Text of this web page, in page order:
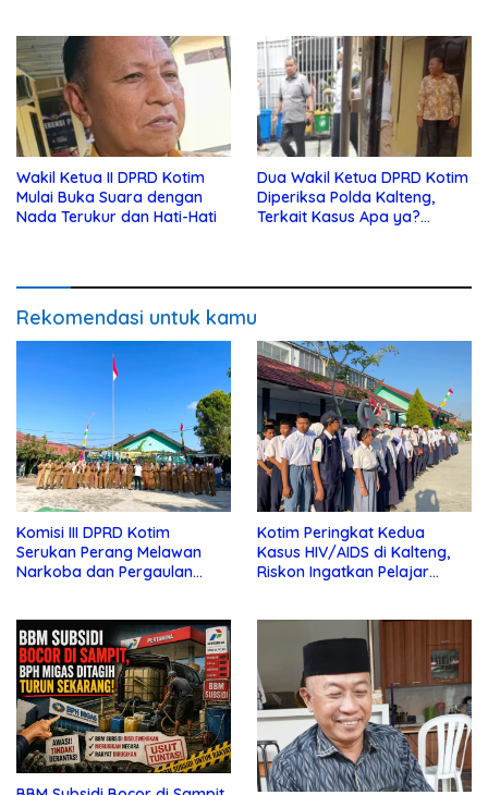
Wakil Ketua II DPRD Kotim
Mulai Buka Suara dengan
Nada Terukur dan Hati-Hati
Dua Wakil Ketua DPRD Kotim
Diperiksa Polda Kalteng,
Terkait Kasus Apa ya?…
Rekomendasi untuk kamu
Komisi III DPRD Kotim
Serukan Perang Melawan
Narkoba dan Pergaulan
Kotim Peringkat Kedua
Kasus HIV/AIDS di Kalteng,
Riskon Ingatkan Pelajar